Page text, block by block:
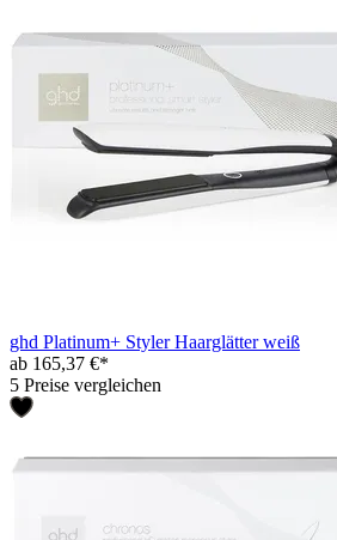
ghd Platinum+ Styler Haarglätter weiß
ab 165,37 €*
5 Preise vergleichen